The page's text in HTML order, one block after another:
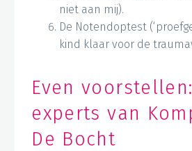
niet aan mij).
De Notendoptest
kind klaar voor de
Even
experts van
De Bocht